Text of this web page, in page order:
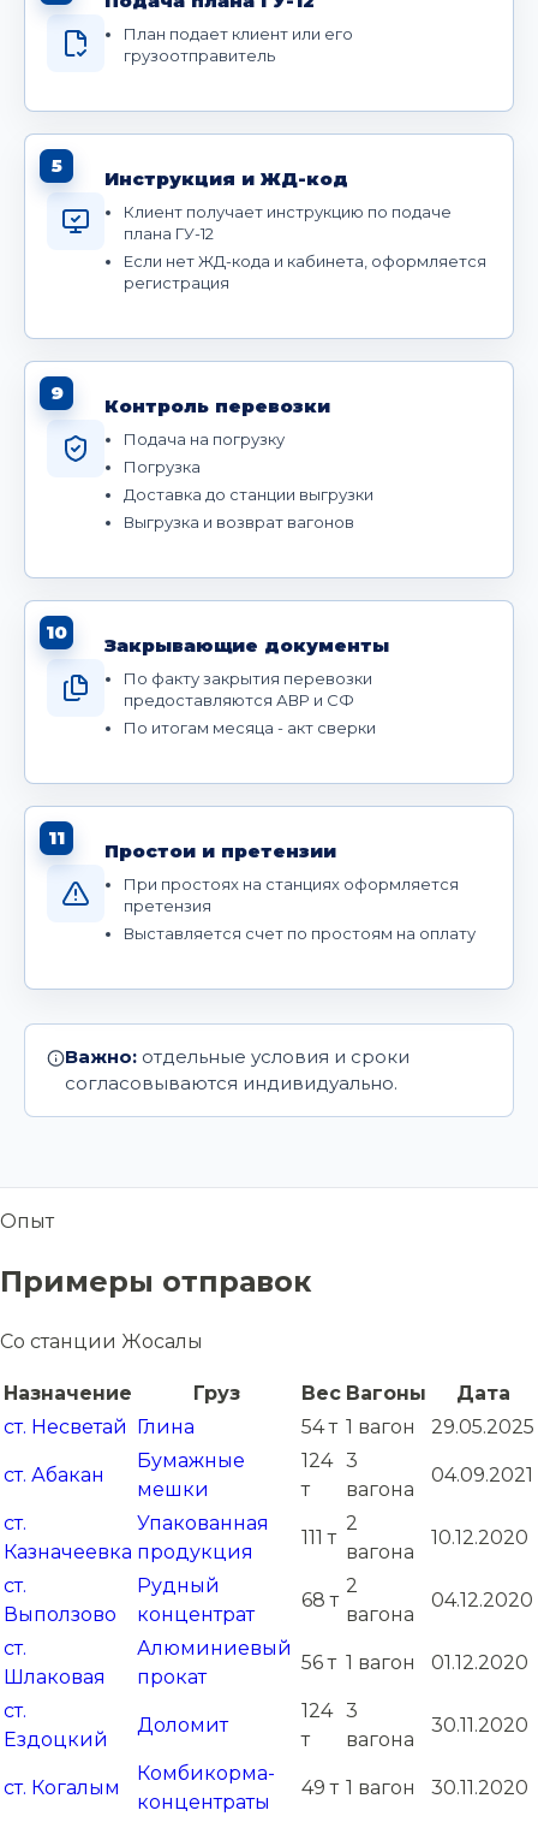
План подает клиент или его
грузоотправитель
5
Инструкция и ЖД-код
Клиент получает инструкцию по подаче
плана ГУ-12
Если нет ЖД-кода и кабинета, оформляется
регистрация
9
Контроль перевозки
Подача на погрузку
Погрузка
Доставка до станции выгрузки
Выгрузка и возврат вагонов
10
Закрывающие документы
По факту закрытия перевозки
предоставляются АВР и СФ
По итогам месяца - акт сверки
11
Простои и претензии
При простоях на станциях оформляется
претензия
Выставляется счет по простоям на оплату
Важно: отдельные условия и сроки
согласовываются индивидуально.
Опыт
Примеры отправок
Со станции Жосалы
Назначение Груз Вес Вагоны
Дата
ст. Несветай Глина 54 т 1 вагон 29.05.2025
ст. Абакан
Бумажные
мешки
124
т
3
вагона
04.09.2021
ст.
Казначеевка
Упакованная
продукция
111 т
2
вагона
10.12.2020
ст.
Выползово
Рудный
концентрат
68 т
2
вагона
04.12.2020
ст.
Шлаковая
Алюминиевый
прокат
56 т 1 вагон 01.12.2020
ст.
Ездоцкий
Доломит
124
т
3
вагона
30.11.2020
ст. Когалым
Комбикорма-
концентраты
49 т 1 вагон 30.11.2020